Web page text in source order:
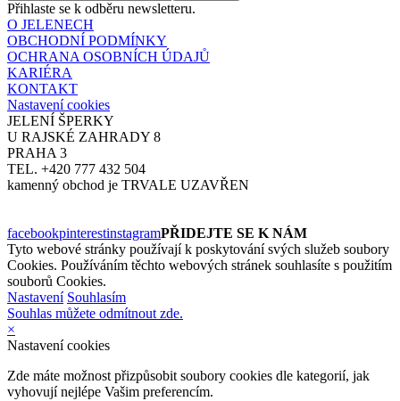
Přihlaste se k odběru newsletteru.
O JELENECH
OBCHODNÍ PODMÍNKY
OCHRANA OSOBNÍCH ÚDAJŮ
KARIÉRA
KONTAKT
Nastavení cookies
JELENÍ ŠPERKY
U RAJSKÉ ZAHRADY 8
PRAHA 3
TEL. +420 777 432 504
kamenný obchod je TRVALE UZAVŘEN
facebookpinterestinstagramPŘIDEJTE SE K NÁM
Tyto webové stránky používají k poskytování svých služeb soubory
Cookies. Používáním těchto webových stránek souhlasíte s použitím
souborů Cookies.
Nastavení Souhlasím
Souhlas můžete odmítnout zde.
×
Nastavení cookies
Zde máte možnost přizpůsobit soubory cookies dle kategorií, jak
vyhovují nejlépe Vašim preferencím.